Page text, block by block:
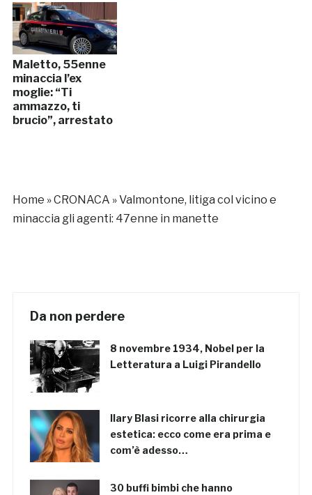
Maletto, 55enne
minaccia l’ex
moglie: “Ti
ammazzo, ti
brucio”, arrestato
Home »CRONACA »Valmontone, litiga col vicino e
minaccia gli agenti: 47enne in manette
Da non perdere
8 novembre 1934, Nobel per la
Letteratura a Luigi Pirandello
Ilary Blasi ricorre alla chirurgia
estetica: ecco come era prima e
com’è adesso…
30 buffi bimbi che hanno